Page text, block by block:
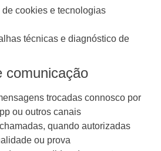
de cookies e tecnologias
técnicas e diagnóstico de
comunicação
trocadas connosco por
ou outros canais
quando autorizadas
ou prova